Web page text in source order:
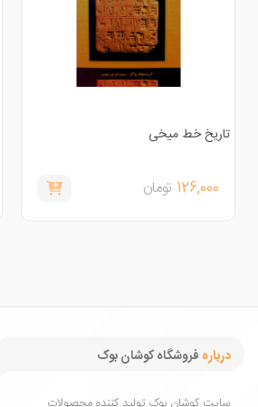
تاریخ خط میخی
126,000 تومان
درباره فروشگاه کوشان بوک